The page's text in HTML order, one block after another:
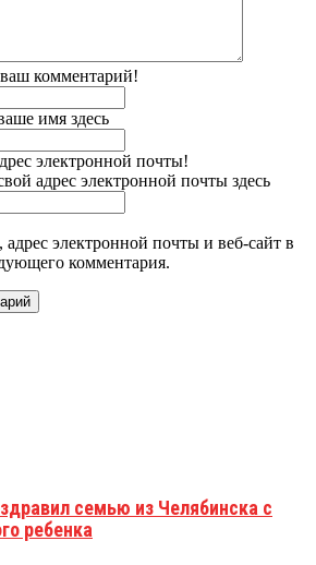
комментарий!
имя здесь
электронной почты!
адрес электронной почты здесь
электронной почты и веб-сайт в
комментария.
семью из Челябинска с
ребенка